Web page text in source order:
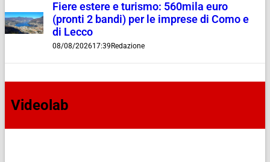
Fiere estere e turismo: 560mila euro
(pronti 2 bandi) per le imprese di Como e
di Lecco
08/08/202617:39 Redazione
Videolab